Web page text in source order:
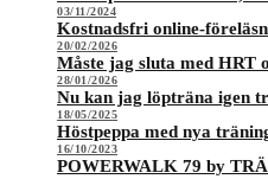
03/11/2024
Kostnadsfri online-
20/02/2026
Måste jag sluta med HRT
28/01/2026
Nu kan jag löpträna igen
18/05/2025
Höstpeppa med nya
16/10/2023
POWERWALK 79 by